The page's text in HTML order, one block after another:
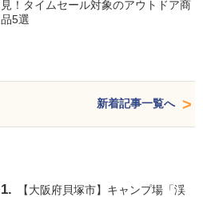
見！タイムセール対象のアウトドア商
品5選
新着記事一覧へ
【大阪府貝塚市】キャンプ場「渓